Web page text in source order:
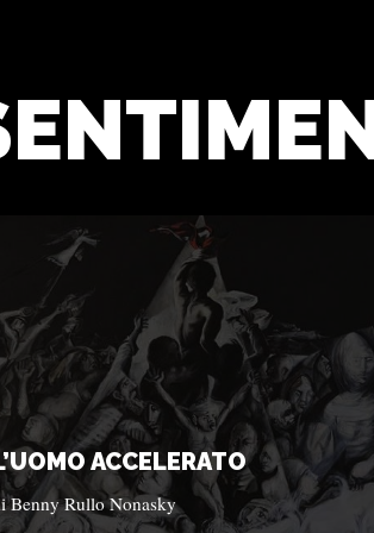
ACCELERATO
Benny Rullo Nonasky